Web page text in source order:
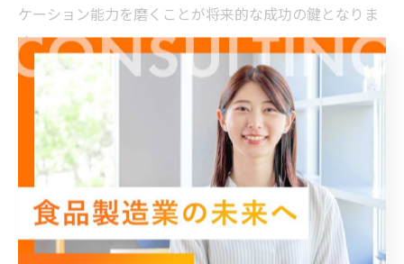
ケーション能力を磨くことが将来的な成功の鍵となりま
す。
Fdaコンサル経験が新キャリア形成に与える影響
FDA（米国食品医薬品局）に関するコンサルティング経験
は、食品製造業コンサルタントのキャリア形成において
非常に価値があります。FDA規制は世界的に厳格であり、
その対応ノウハウは他国の基準適合にも応用可能なため
です。